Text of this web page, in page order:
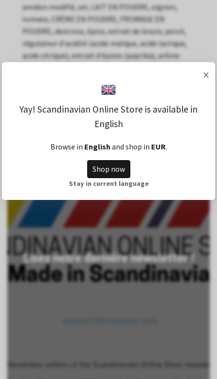
Lisez notre dernière newsletter !
amidon modifié, sel, LAIT EN POUDRE, oignon,
tomate, CRÈME EN POUDRE, FROMAGE EN
POUDRE, dextrose, épice, extrait de levure, persil,
régulateur d'acidité (acide malique, acide lactique,
acide citrique), extrait d'épices (paprika), arôme
×
Yay! Scandinavian Online Store is available in
English
Browse in English and shop in EUR.
Shop now
Stay in current language